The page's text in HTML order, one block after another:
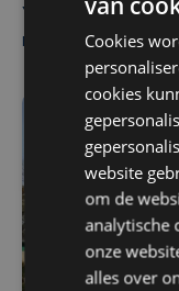
Yaro (19),
maandenlange
Cookies
cookies
website
om de
analytische
onze
alles over